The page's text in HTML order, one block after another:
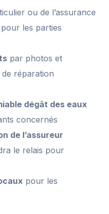
ou de l’assurance
les parties
par photos et
réparation
dégât des eaux
concernés
de l’assureur
le relais pour
pour les